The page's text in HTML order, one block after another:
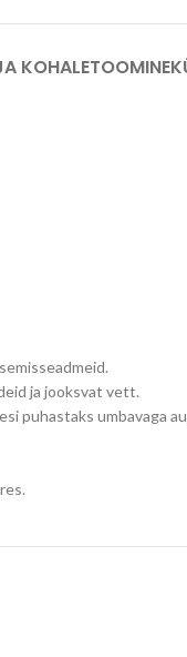
KOHALETOOMINE
ja jooksvat vett.
puhastaks umbavaga